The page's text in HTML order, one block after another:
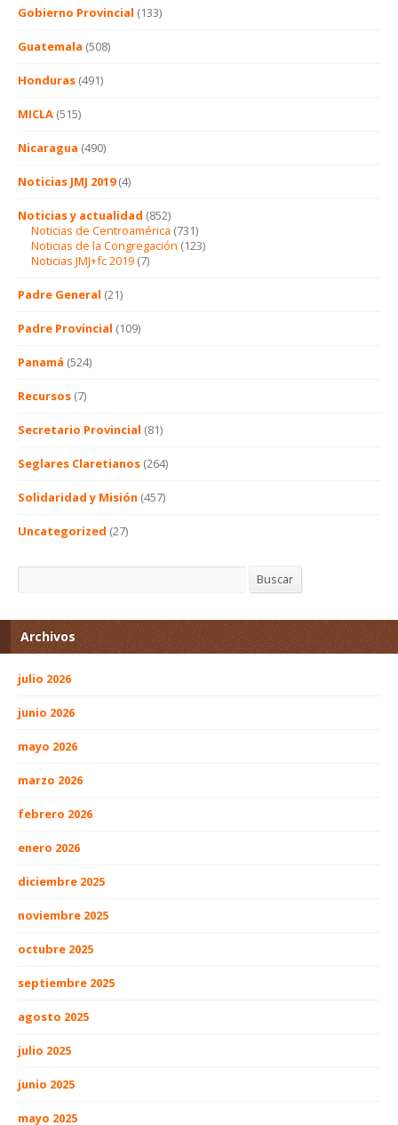
Gobierno Provincial (133)
Guatemala (508)
Honduras (491)
MICLA (515)
Nicaragua (490)
Noticias JMJ 2019(4)
Noticias y actualidad (852)
Noticias de Centroamérica (731)
Noticias de la Congregación (123)
Noticias JMJ+fc 2019 (7)
Padre General (21)
Padre Provincial (109)
Panamá (524)
Recursos (7)
Secretario Provincial (81)
Seglares Claretianos (264)
Solidaridad y Misión (457)
Uncategorized (27)
Buscar
Archivos
julio 2026
junio 2026
mayo 2026
marzo 2026
febrero 2026
enero 2026
diciembre 2025
noviembre 2025
octubre 2025
septiembre 2025
agosto 2025
julio 2025
junio 2025
mayo 2025